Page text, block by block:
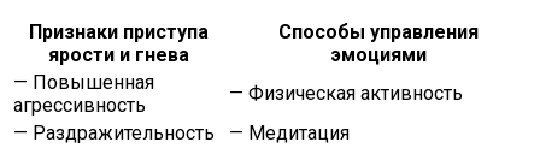
Признаки приступа
ярости и гнева
Способы управления
эмоциями
— Повышенная
агрессивность
— Физическая активность
— Раздражительность
— Медитация